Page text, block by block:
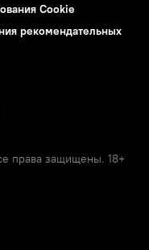
Cookie
рекомендательных
права защищены. 18+